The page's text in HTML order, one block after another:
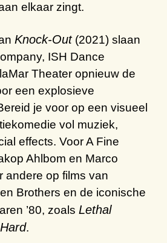
elkaar zingt.
Knock-Out(2021) slaan
ISH Dance
Theater opnieuw de
een explosieve
je voor op een visueel
vol muziek,
effects. VoorA Fine
Ahlbom en Marco
andere op films van
Brothers en de iconische
’80, zoals Lethal
.